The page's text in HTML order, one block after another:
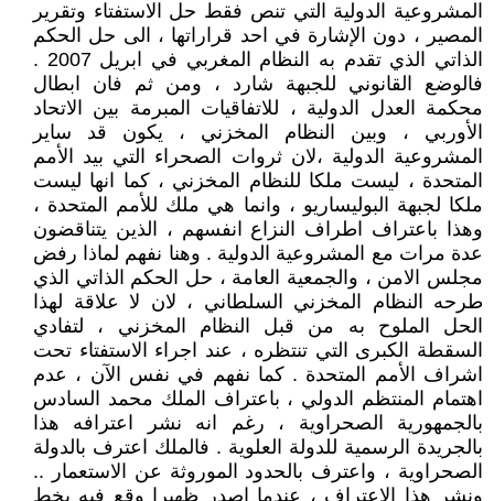
المشروعية الدولية التي تنص فقط حل الاستفتاء وتقرير
المصير ، دون الإشارة في احد قراراتها ، الى حل الحكم
الذاتي الذي تقدم به النظام المغربي في ابريل 2007 .
فالوضع القانوني للجبهة شارد ، ومن ثم فان ابطال
محكمة العدل الدولية ، للاتفاقيات المبرمة بين الاتحاد
الأوربي ، وبين النظام المخزني ، يكون قد ساير
المشروعية الدولية ،لان ثروات الصحراء التي بيد الأمم
المتحدة ، ليست ملكا للنظام المخزني ، كما انها ليست
ملكا لجبهة البوليساريو ، وانما هي ملك للأمم المتحدة ،
وهذا باعتراف اطراف النزاع انفسهم ، الذين يتناقضون
عدة مرات مع المشروعية الدولية . وهنا نفهم لماذا رفض
مجلس الامن ، والجمعية العامة ، حل الحكم الذاتي الذي
طرحه النظام المخزني السلطاني ، لان لا علاقة لهذا
الحل الملوح به من قبل النظام المخزني ، لتفادي
السقطة الكبرى التي تنتظره ، عند اجراء الاستفتاء تحت
اشراف الأمم المتحدة . كما نفهم في نفس الآن ، عدم
اهتمام المنتظم الدولي ، باعتراف الملك محمد السادس
بالجمهورية الصحراوية ، رغم انه نشر اعترافه هذا
بالجريدة الرسمية للدولة العلوية . فالملك اعترف بالدولة
الصحراوية ، واعترف بالحدود الموروثة عن الاستعمار ..
ونشر هذا الاعتراف ، عندما اصدر ظهيرا وقع فيه بخط